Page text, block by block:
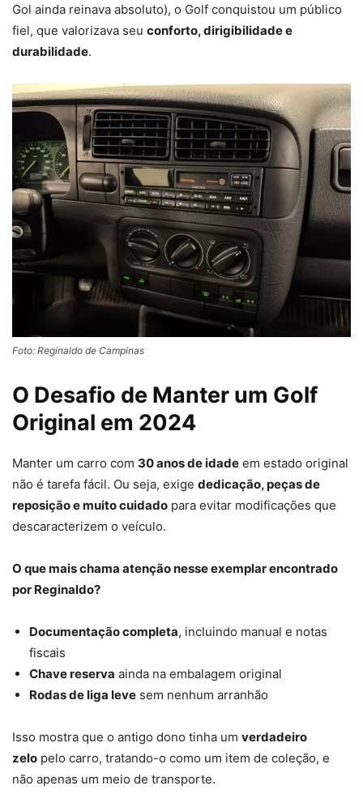
Gol ainda reinava absoluto), o Golf conquistou um público
fiel, que valorizava seu conforto, dirigibilidade e
durabilidade.
Foto: Reginaldo de Campinas
O Desafio de Manter um Golf
Original em 2024
Manter um carro com 30 anos de idade em estado original
não é tarefa fácil. Ou seja, exige dedicação, peças de
reposição e muito cuidado para evitar modificações que
descaracterizem o veículo.
O que mais chama atenção nesse exemplar encontrado
por Reginaldo?
Documentação completa, incluindo manual e notas
fiscais
Chave reserva ainda na embalagem original
Rodas de liga leve sem nenhum arranhão
Isso mostra que o antigo dono tinha um verdadeiro
zelo pelo carro, tratando-o como um item de coleção, e
não apenas um meio de transporte.